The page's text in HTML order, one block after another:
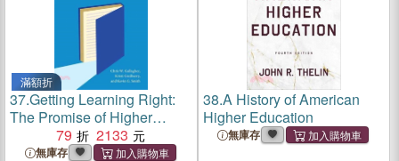
滿額折
37.Getting Learning Right:
The Promise of Higher
Education
79 2133
無庫存
38.A History of American
Higher Education
無庫存